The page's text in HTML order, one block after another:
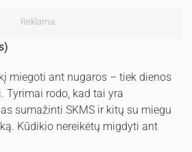
Reklama:
miegoti ant nugaros – tiek dienos
Tyrimai rodo, kad tai yra
sumažinti SKMS ir kitų su miegu
Kūdikio nereikėtų migdyti ant